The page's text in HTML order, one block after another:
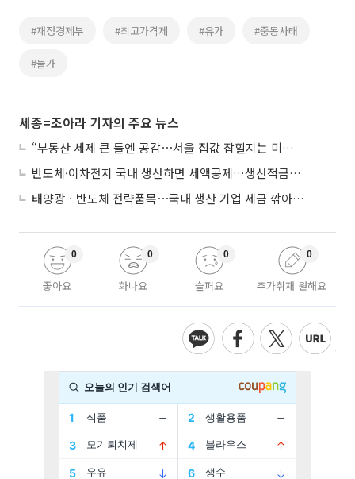
#재정경제부 #최고가격제 #유가 #중동사태
#물가
세종=조아라 기자의 주요 뉴스
“부동산 세제 큰 틀엔 공감⋯서울 집값 잡힐지는 미지수”
반도체·이차전지 국내 생산하면 세액공제…생산적금융 ISA 신설
태양광ㆍ반도체 전략품목⋯국내 생산 기업 세금 깎아준다
좋아요
0
화나요
0
슬퍼요
0
추가취재 원해요
0